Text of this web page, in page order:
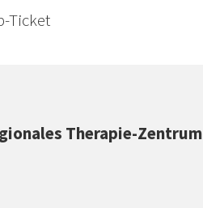
Ticket
Therapie-Zentrum